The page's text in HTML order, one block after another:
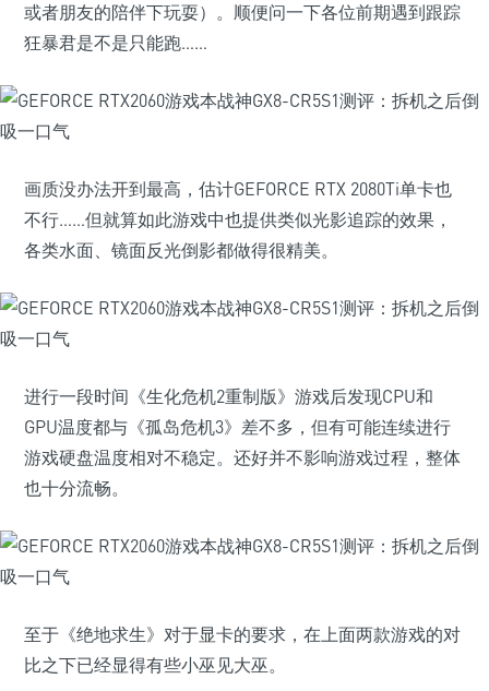
或者朋友的陪伴下玩耍）。顺便问一下各位前期遇到跟踪
狂暴君是不是只能跑……
画质没办法开到最高，估计GEFORCE RTX 2080Ti单卡也
不行……但就算如此游戏中也提供类似光影追踪的效果，
各类水面、镜面反光倒影都做得很精美。
进行一段时间《生化危机2重制版》游戏后发现CPU和
GPU温度都与《孤岛危机3》差不多，但有可能连续进行
游戏硬盘温度相对不稳定。还好并不影响游戏过程，整体
也十分流畅。
至于《绝地求生》对于显卡的要求，在上面两款游戏的对
比之下已经显得有些小巫见大巫。